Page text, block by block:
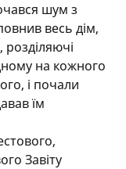
шум з
весь дім,
на кожного
і почали
їм
Завіту